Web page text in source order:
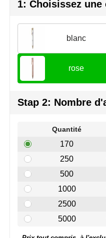
Vêtements de sport
Sacs
Sécurité, voiture &
Loisirs, jeux & plein air
Join the pipe
Kambukka
Lipton
Mentos
Mepal
MiniMAX
Moleskine
1: Choisissez une
blanc
rose
Stap 2: Nombre
Quantité
170
250
500
1000
2500
5000